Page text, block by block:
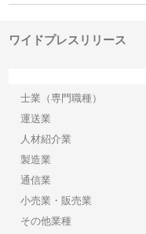
ワイドプレスリリース
士業（専門職種）
運送業
人材紹介業
製造業
通信業
小売業・販売業
その他業種